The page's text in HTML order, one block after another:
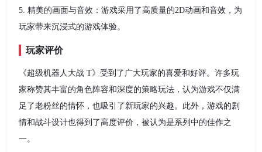
5. 精美的画面与音效：游戏采用了高质量的2D动画和音效，为
玩家带来沉浸式的游戏体验。
玩家评价
《超级机器人大战 T》受到了广大玩家的喜爱和好评。许多玩
家称赞其丰富的角色阵容和深度的策略玩法，认为游戏不仅满
足了老粉丝的情怀，也吸引了新玩家的兴趣。此外，游戏的剧
情和战斗设计也得到了高度评价，被认为是系列中的佳作之
一。